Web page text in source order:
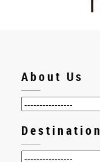
About Us
Destination